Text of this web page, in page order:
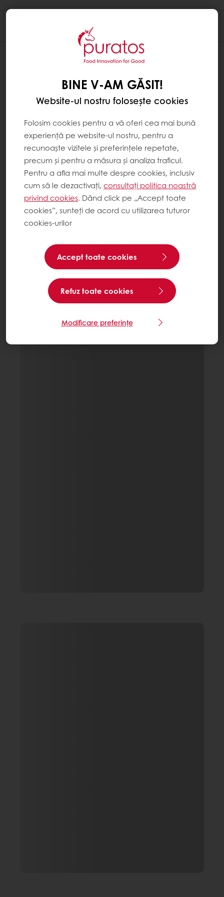
BINE V-AM GĂSIT!
Website-ul nostru folosește cookies
Folosim cookies pentru a vă oferi cea mai bună
experiență pe website-ul nostru, pentru a
recunoaște vizitele și preferințele repetate,
precum și pentru a măsura și analiza traficul.
Pentru a afla mai multe despre cookies, inclusiv
cum să le dezactivați, consultați politica noastră
privind cookies. Dând click pe „Accept toate
cookies”, sunteți de acord cu utilizarea tuturor
cookies-urilor
Accept toate cookies
Refuz toate cookies
Modificare preferințe